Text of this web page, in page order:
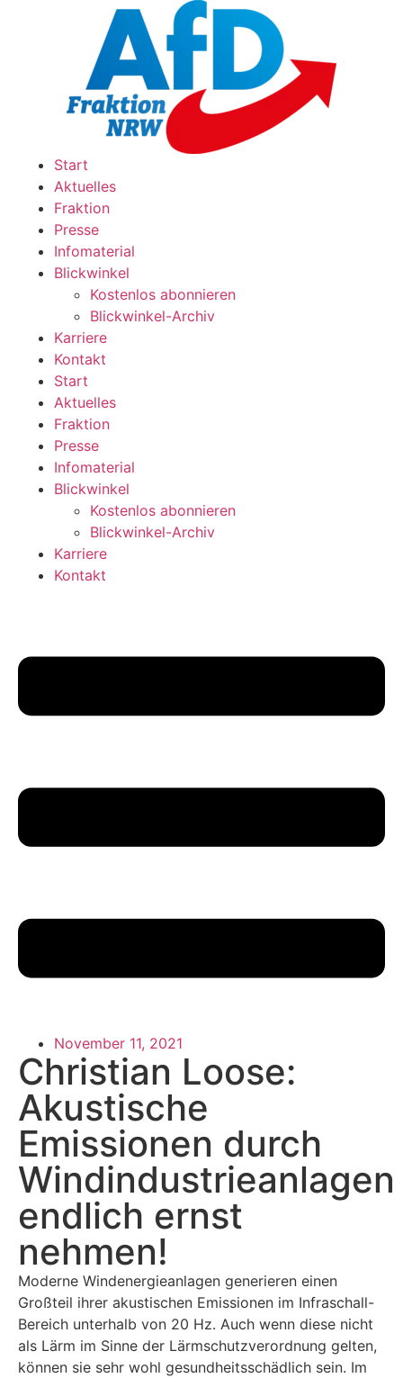
Start
Aktuelles
Fraktion
Presse
Infomaterial
Blickwinkel
Kostenlos abonnieren
Blickwinkel-Archiv
Karriere
Kontakt
Start
Aktuelles
Fraktion
Presse
Infomaterial
Blickwinkel
Kostenlos abonnieren
Blickwinkel-Archiv
Karriere
Kontakt
November 11, 2021
Christian Loose:
Akustische
Emissionen durch
Windindustrieanlagen
endlich ernst
nehmen!
Moderne Windenergieanlagen generieren einen
Großteil ihrer akustischen Emissionen im Infraschall-
Bereich unterhalb von 20 Hz. Auch wenn diese nicht
als Lärm im Sinne der Lärmschutzverordnung gelten,
können sie sehr wohl gesundheitsschädlich sein. Im